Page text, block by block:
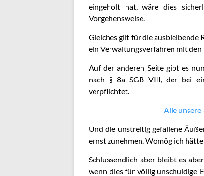
eingeholt hat, wäre dies
Vorgehensweise.
Gleiches gilt für die ausbleibende
ein Verwaltungsverfahren mit den
Auf der anderen Seite gibt es
nach § 8a SGB VIII, der bei
verpflichtet.
Alle unsere
Und die unstreitig gefallene
ernst zunehmen. Womöglich
Schlussendlich aber bleibt es
wenn dies für völlig unschuldige